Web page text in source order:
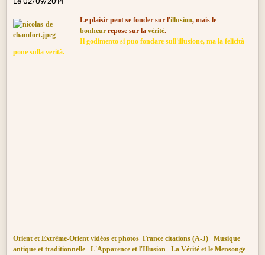
Le plaisir peut se fonder sur l'illusion, mais le
bonheurrepose sur la vérité.
Il godimento si puo fondare sull'illusione, ma la felicità
pone sulla verità.
Orient et Extrême-Orient vidéos et photos France citations (A-J)
Musique
antique et traditionnelle
L'Apparence et l'Illusion
La Vérité et le Mensonge